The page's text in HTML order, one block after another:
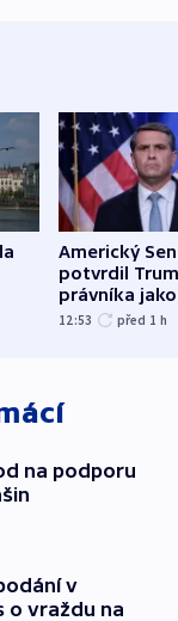
Americký
potvrdil
právníka jako
ministra
12:53 před 1 h
na podporu
v
o vraždu na